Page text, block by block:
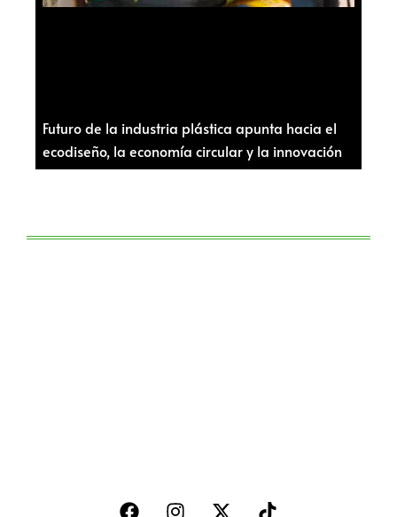
Futuro de la industria plástica apunta hacia el
ecodiseño, la economía circular y la innovación